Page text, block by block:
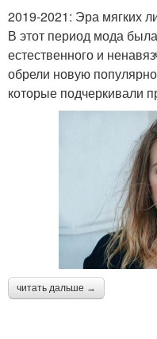
2019-2021: Эра мягких
В этот период мода
естественного и
обрели новую
которые подчеркивали
читать дальше →